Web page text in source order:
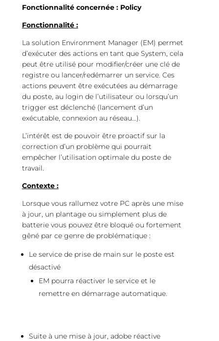
Fonctionnalité concernée : Policy
Fonctionnalité :
La solution Environment Manager (EM) permet
d’exécuter des actions en tant que System, cela
peut être utilisé pour modifier/créer une clé de
registre ou lancer/redémarrer un service. Ces
actions peuvent être exécutées au démarrage
du poste, au login de l’utilisateur ou lorsqu’un
trigger est déclenché (lancement d’un
exécutable, connexion au réseau…).
L’intérêt est de pouvoir être proactif sur la
correction d’un problème qui pourrait
empêcher l’utilisation optimale du poste de
travail.
Contexte :
Lorsque vous rallumez votre PC après une mise
à jour, un plantage ou simplement plus de
batterie vous pouvez être bloqué ou fortement
gêné par ce genre de problématique :
Le service de prise de main sur le poste est
désactivé
EM pourra réactiver le service et le
remettre en démarrage automatique.
Suite à une mise à jour, adobe réactive